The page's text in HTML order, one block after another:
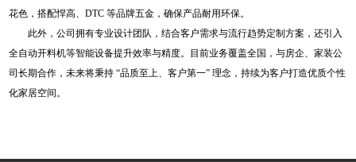
花色，搭配悍高、DTC 等品牌五金，确保产品耐用环保。
此外，公司拥有专业设计团队，结合客户需求与流行趋势定制方案，还引入
全自动开料机等智能设备提升效率与精度。目前业务覆盖全国，与房企、家装公
司长期合作，未来将秉持 “品质至上、客户第一” 理念，持续为客户打造优质个性
化家居空间。